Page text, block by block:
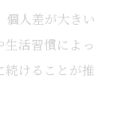
個人差が大きい
活習慣によっ
けることが推